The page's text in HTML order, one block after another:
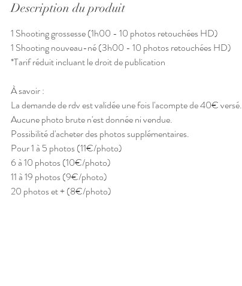
Description du produit
1 Shooting grossesse (1h00 - 10 photos retouchées HD)
1 Shooting nouveau-né (3h00 - 10 photos retouchées HD)
*Tarif réduit incluant le droit de publication
À savoir :
La demande de rdv est validée une fois l'acompte de 40€ versé.
Aucune photo brute n'est donnée ni vendue.
Possibilité d'acheter des photos supplémentaires.
Pour 1 à 5 photos (11€/photo)
6 à 10 photos (10€/photo)
11 à 19 photos (9€/photo)
20 photos et + (8€/photo)